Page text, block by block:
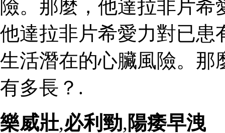
險。那麼，他達拉非片
他達拉非片希愛力對已患
生活潛在的心臟風險。那
有多長？.
樂威壯,必利勁, 陽痿早洩